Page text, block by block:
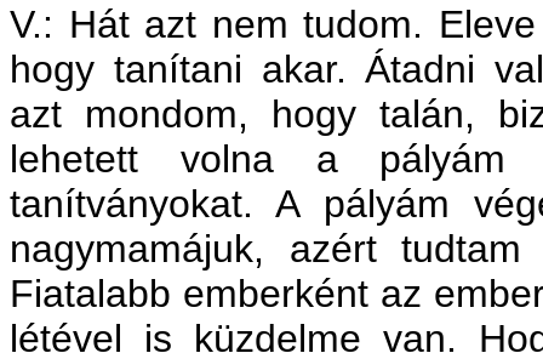
V.: Hát azt nem tudom.
hogy tanítani akar. Átadni
azt mondom, hogy talán,
lehetett volna a pályám
tanítványokat. A pályám
nagymamájuk, azért
Fiatalabb emberként az
létével is küzdelme van.